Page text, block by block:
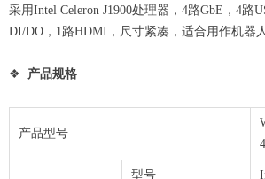
采用Intel Celeron J1900处理器，4路GbE，4路
DI/DO，1路HDMI，尺寸紧凑，适合用作机器
❖ 产品规格
产品型号
型号